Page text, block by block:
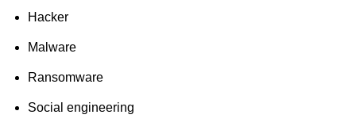
Hacker
Malware
Ransomware
Social engineering